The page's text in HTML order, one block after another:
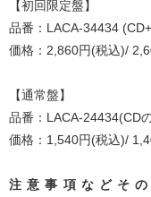
【初回限定盤】
品番：LACA-34434
価格：2,860円(税込)/
【通常盤】
品番：LACA-24434(CD
価格：1,540円(税込)/
注意事項などそ